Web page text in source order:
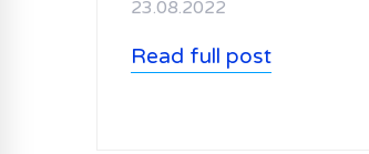
23.08.2022
Read full post